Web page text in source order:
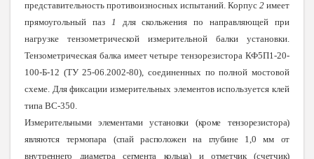
представительность противоизносных испытаний. Корпус 2 имеет
прямоугольный паз 1
для скольжения по направляющей при
нагрузке тензометрической измерительной балки установки.
Тензометрическая балка имеет четыре тензорезистора КФ5П1-20-
100-Б-12 (ТУ 25-06.2002-80), соединенных по полной мостовой
схеме. Для фиксации измерительных элементов используется клей
типа ВС-350.
Измерительными элементами установки (кроме тензорезистора)
являются термопара (спай расположен на глубине 1,0 мм от
внутреннего диаметра сегмента кольца) и отметчик (счетчик)